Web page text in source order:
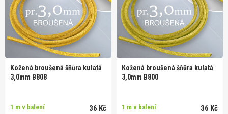
Kožená broušená šňůra kulatá
3,0mm B808
1 m v balení 36 Kč
Kožená broušená šňůra kulatá
3,0mm B800
1 m v balení 36 Kč